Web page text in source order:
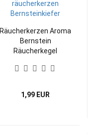
Räucherkerzen Aroma
Bernstein
Räucherkegel
1,99 EUR